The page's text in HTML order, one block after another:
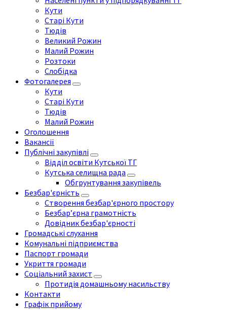
Кути
Старі Кути
Тюдів
Великий Рожин
Малий Рожин
Розтоки
Слобідка
Фотогалерея
Кути
Старі Кути
Тюдів
Малий Рожин
Оголошення
Вакансії
Публічні закупівлі
Відділ освіти Кутської ТГ
Кутська селищна рада
Обгрунтування закупівель
Безбар'єрність
Створення безбар'єрного простору
Безбар’єрна грамотність
Довідник безбар'єрності
Громадські слухання
Комунальні підприємства
Паспорт громади
Укриття громади
Соціальний захист
Протидія домашньому насильству
Контакти
Графік прийому